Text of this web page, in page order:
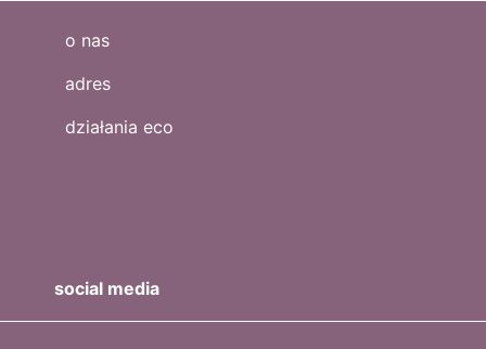
o nas
adres
działania eco
social media